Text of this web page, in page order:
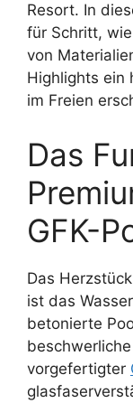
Resort. In
für Schritt,
von
Highlights ein
im Freien
Das
GFK-
Das
ist das
betonierte
vorgefertigter